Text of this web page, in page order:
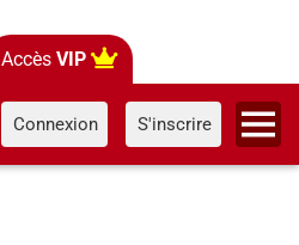
Accès VIP
Connexion S'inscrire